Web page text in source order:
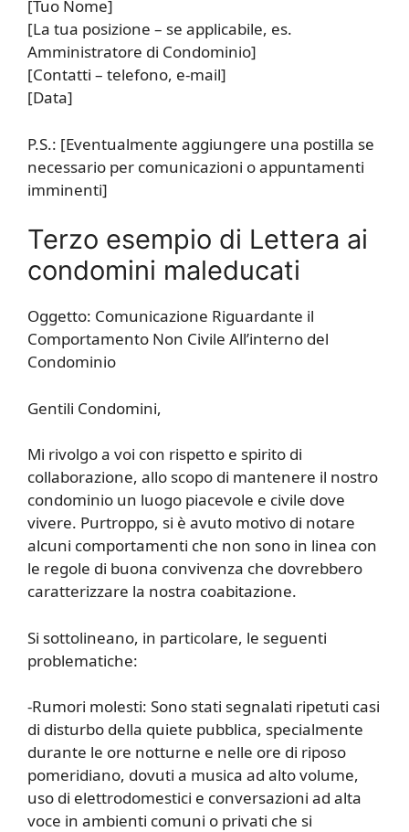
[Tuo Nome]
[La tua posizione – se applicabile, es.
Amministratore di Condominio]
[Contatti – telefono, e-mail]
[Data]
P.S.: [Eventualmente aggiungere una postilla se
necessario per comunicazioni o appuntamenti
imminenti]
Terzo esempio di Lettera ai
condomini maleducati
Oggetto: Comunicazione Riguardante il
Comportamento Non Civile All’interno del
Condominio
Gentili Condomini,
Mi rivolgo a voi con rispetto e spirito di
collaborazione, allo scopo di mantenere il nostro
condominio un luogo piacevole e civile dove
vivere. Purtroppo, si è avuto motivo di notare
alcuni comportamenti che non sono in linea con
le regole di buona convivenza che dovrebbero
caratterizzare la nostra coabitazione.
Si sottolineano, in particolare, le seguenti
problematiche:
-Rumori molesti: Sono stati segnalati ripetuti casi
di disturbo della quiete pubblica, specialmente
durante le ore notturne e nelle ore di riposo
pomeridiano, dovuti a musica ad alto volume,
uso di elettrodomestici e conversazioni ad alta
voce in ambienti comuni o privati che si